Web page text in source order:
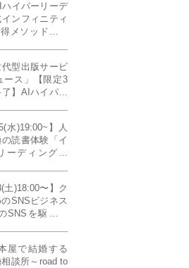
ハイパーリーデ
ンフィニティ
メソッド《４
型出版サービ
ース」【限定3
】AIハイパー
水)19:00~】人
読書体験「イ
ーディング／
アメリ
講義』
土)18:00〜】ク
SNSビジネス
SNSを駆使し
屋で結婚する
相談所～road to